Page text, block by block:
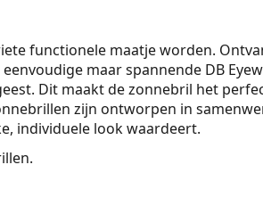
functionele maatje worden.
maar spannende DB
Dit maakt de zonnebril het
zijn ontworpen in
individuele look waardeert.